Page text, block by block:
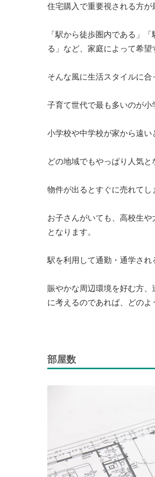
住宅購入で重要視される方が
「駅から徒歩圏内である」
る」など、家庭によって希望
そんな風に生活スタイルに合
子育て世代で最も多いのが小
小学校や中学校が家から遠い
どの地域でもやっぱり人気と
物件が出るとすぐに売れてし
お子さんがいても、高校生
となります。
駅を利用して通勤・通学され
賑やかな周辺環境を好む方
に考えるのであれば、どのよ
部屋数